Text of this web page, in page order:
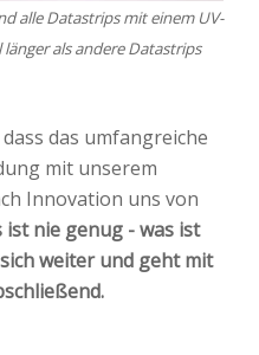
alle Datastrips mit einem UV-
als andere Datastrips
das umfangreiche
mit unserem
Innovation uns von
ist nie genug - was ist
weiter und geht mit